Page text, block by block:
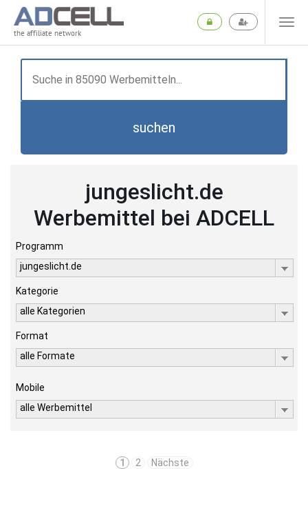
the affiliate network
suchen
jungeslicht.de
Werbemittel bei ADCELL
Programm
jungeslicht.de
Kategorie
alle Kategorien
Format
alle Formate
Mobile
alle Werbemittel
1 2 Nächste